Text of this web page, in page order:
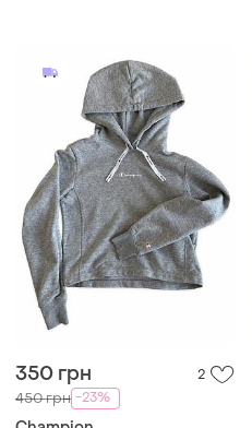
350 грн 2
450 грн -23%